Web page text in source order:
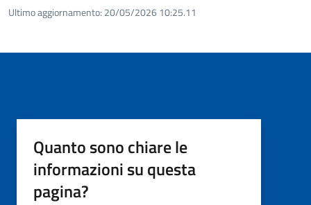
Ultimo aggiornamento: 20/05/2026 10:25.11
Quanto sono chiare le
informazioni su questa
pagina?